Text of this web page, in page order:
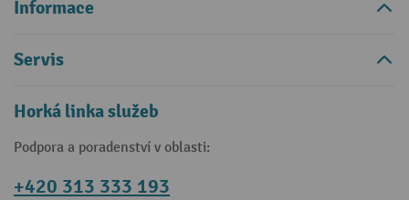
Informace
Servis
Horká linka služeb
Podpora a poradenství v oblasti:
+420 313 333 193